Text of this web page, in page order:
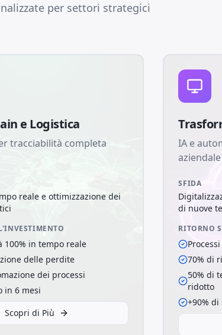
per settori strategici
e Logistica
tracciabilità completa
reale e ottimizzazione dei
100% in tempo reale
delle perdite
dei processi
in 6 mesi
Scopri di Più
IA e
aziendale
SFIDA
di nuove
RITORNO
70% di
50% di
ridotto
+90%